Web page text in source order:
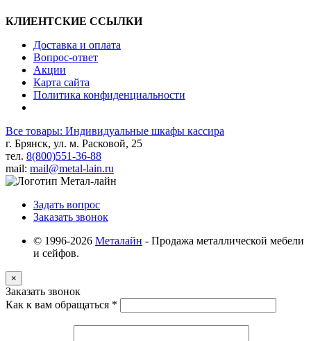
КЛИЕНТСКИЕ ССЫЛКИ
Доставка и оплата
Вопрос-ответ
Акции
Карта сайта
Политика конфиденциальности
Все товары: Индивидуальные шкафы кассира
г. Брянск, ул. м. Расковой, 25
тел. 8(800)551-36-88
mail: mail@metal-lain.ru
Задать вопрос
Заказать звонок
© 1996-2026 Металайн - Продажа металлической мебели
и сейфов.
×
Заказать звонок
Как к вам обращаться *